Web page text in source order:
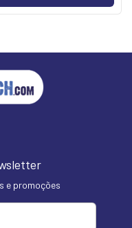
e promoções